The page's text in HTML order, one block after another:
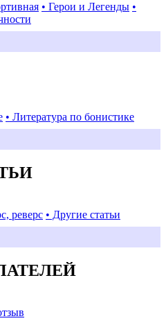
• Герои и Легенды •
• Литература по бонистике
реверс • Другие статьи